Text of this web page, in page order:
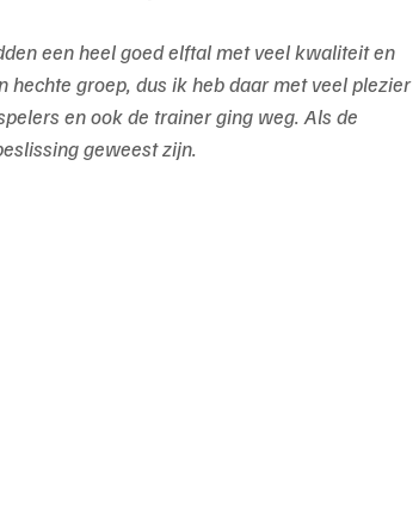
een heel goed elftal met veel kwaliteit en
hechte groep, dus ik heb daar met veel plezier
en ook de trainer ging weg. Als de
geweest zijn.